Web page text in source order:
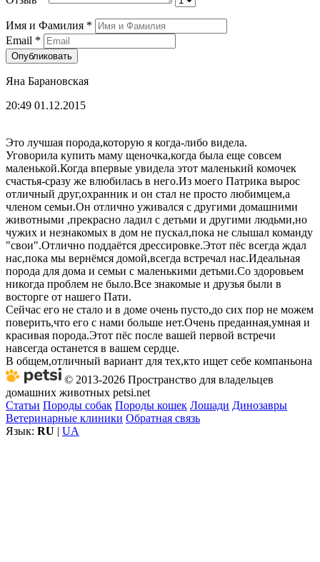
Имя и Фамилия *
Email *
Опубликовать
Яна Барановская
20:49 01.12.2015
Это лучшая порода,которую я когда-либо видела.
Уговорила купить маму щеночка,когда была еще совсем
маленькой.Когда впервые увидела этот маленький комочек
счастья-сразу же влюбилась в него.Из моего Патрика вырос
отличный друг,охранник и он стал не просто любимцем,а
членом семьи.Он отлично уживался с другими домашними
животными ,прекрасно ладил с детьми и другими людьми,но
чужих и незнакомых в дом не пускал,пока не слышал команду
"свои".Отлично поддаётся дрессировке.Этот пёс всегда ждал
нас,пока мы вернёмся домой,всегда встречал нас.Идеальная
порода для дома и семьи с маленькими детьми.Со здоровьем
никогда проблем не было.Все знакомые и друзья были в
восторге от нашего Пати.
Сейчас его не стало и в доме очень пусто,до сих пор не можем
поверить,что его с нами больше нет.Очень преданная,умная и
красивая порода.Этот пёс после вашей первой встречи
навсегда останется в вашем сердце.
В общем,отличный вариант для тех,кто ищет себе компаньона
© 2013-2026 Пространство для владельцев
домашних животных petsi.net
Статьи Породы собак Породы кошек Лошади Динозавры
Ветеринарные клиники Обратная связь
Язык: RU | UA